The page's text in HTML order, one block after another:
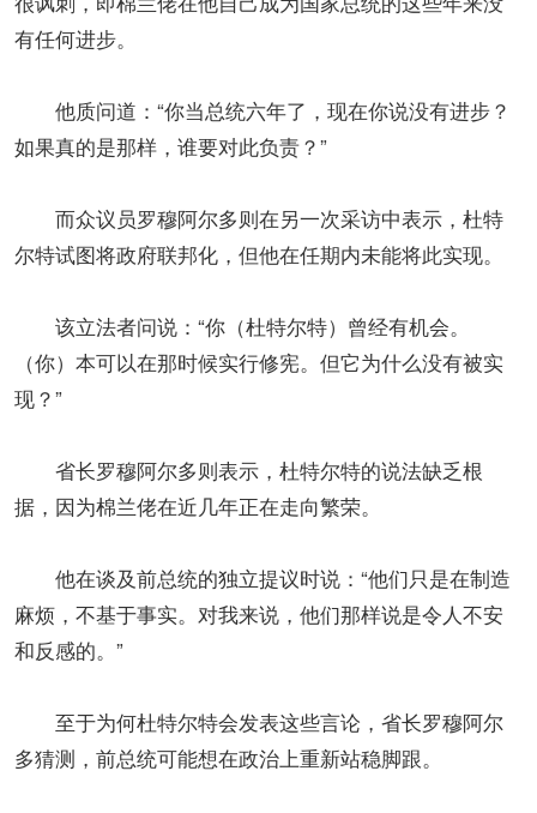
有任何进步。
他质问道：“你当总统六年了，现在你说没有进步？
如果真的是那样，谁要对此负责？”
而众议员罗穆阿尔多则在另一次采访中表示，杜特
尔特试图将政府联邦化，但他在任期内未能将此实现。
该立法者问说：“你（杜特尔特）曾经有机会。
（你）本可以在那时候实行修宪。但它为什么没有被实
现？”
省长罗穆阿尔多则表示，杜特尔特的说法缺乏根
据，因为棉兰佬在近几年正在走向繁荣。
他在谈及前总统的独立提议时说：“他们只是在制造
麻烦，不基于事实。对我来说，他们那样说是令人不安
和反感的。”
至于为何杜特尔特会发表这些言论，省长罗穆阿尔
多猜测，前总统可能想在政治上重新站稳脚跟。